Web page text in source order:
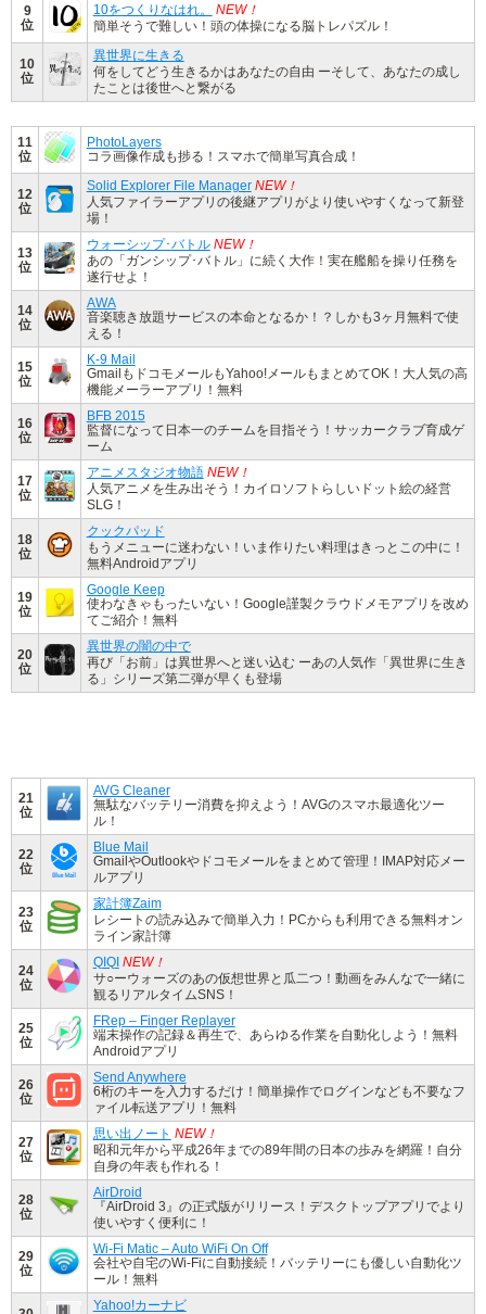
9
位
10をつくりなはれ。
NEW！
簡単そうで難しい！頭の体操になる脳トレパズル！
10
位
異世界に生きる
何をしてどう生きるかはあなたの自由 ーそして、あなたの成し
たことは後世へと繋がる
11
位
PhotoLayers
コラ画像作成も捗る！スマホで簡単写真合成！
12
位
Solid Explorer File Manager NEW！
人気ファイラーアプリの後継アプリがより使いやすくなって新登
場！
13
位
ウォーシップ･バトル NEW！
あの「ガンシップ･バトル」に続く大作！実在艦船を操り任務を
遂行せよ！
14
位
AWA
音楽聴き放題サービスの本命となるか！？しかも3ヶ月無料で使
える！
15
位
K-9 Mail
GmailもドコモメールもYahoo!メールもまとめてOK！大人気の高
機能メーラーアプリ！無料
16
位
BFB 2015
監督になって日本一のチームを目指そう！サッカークラブ育成ゲ
ーム
17
位
アニメスタジオ物語 NEW！
人気アニメを生み出そう！カイロソフトらしいドット絵の経営
SLG！
18
位
クックパッド
もうメニューに迷わない！いま作りたい料理はきっとこの中に！
無料Androidアプリ
19
位
Google Keep
使わなきゃもったいない！Google謹製クラウドメモアプリを改め
てご紹介！無料
20
位
異世界の闇の中で
再び「お前」は異世界へと迷い込む ーあの人気作「異世界に生き
る」シリーズ第二弾が早くも登場
21
位
AVG Cleaner
無駄なバッテリー消費を抑えよう！AVGのスマホ最適化ツー
ル！
22
位
Blue Mail
GmailやOutlookやドコモメールをまとめて管理！IMAP対応メー
ルアプリ
23
位
家計簿Zaim
レシートの読み込みで簡単入力！PCからも利用できる無料オン
ライン家計簿
24
位
QIQI NEW！
サ○ーウォーズのあの仮想世界と瓜二つ！動画をみんなで一緒に
観るリアルタイムSNS！
25
位
FRep – Finger Replayer
端末操作の記録＆再生で、あらゆる作業を自動化しよう！無料
Androidアプリ
26
位
Send Anywhere
6桁のキーを入力するだけ！簡単操作でログインなども不要なフ
ァイル転送アプリ！無料
27
位
思い出ノート NEW！
昭和元年から平成26年までの89年間の日本の歩みを網羅！自分
自身の年表も作れる！
28
位
AirDroid
『AirDroid 3』の正式版がリリース！デスクトップアプリでより
使いやすく便利に！
29
位
Wi-Fi Matic – Auto WiFi On Off
会社や自宅のWi-Fiに自動接続！バッテリーにも優しい自動化ツ
ール！無料
Yahoo!カーナビ